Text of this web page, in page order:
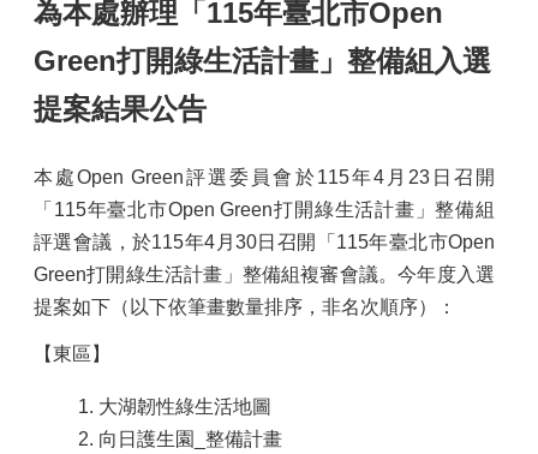
為本處辦理「115年臺北市Open
Green打開綠生活計畫」整備組入選
提案結果公告
本處Open Green評選委員會 於115年4月23日召開
「115年臺北市Open Green打開綠生活計畫」整備組
評選會議， 於115年4月30日召開
「115年臺北市Open
Green打開綠生活計畫」整備組複審會議。今年度入選
提案如下（以下依筆畫數量排序，非名次順序） ：
【東區】
大湖韌性綠生活地圖
向日護生園_整備計畫